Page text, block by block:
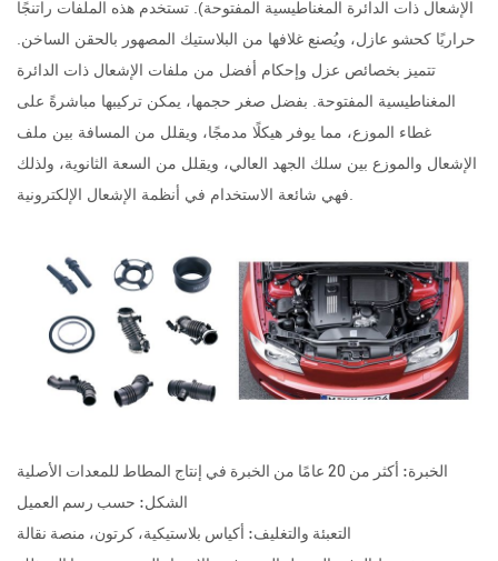
الإشعال ذات الدائرة المغناطيسية المفتوحة). تستخدم هذه الملفات راتنجًا
حراريًا كحشو عازل، ويُصنع غلافها من البلاستيك المصهور بالحقن الساخن.
تتميز بخصائص عزل وإحكام أفضل من ملفات الإشعال ذات الدائرة
المغناطيسية المفتوحة. بفضل صغر حجمها، يمكن تركيبها مباشرةً على
غطاء الموزع، مما يوفر هيكلًا مدمجًا، ويقلل من المسافة بين ملف
الإشعال والموزع بين سلك الجهد العالي، ويقلل من السعة الثانوية، ولذلك
الخبرة: أكثر من 20 عامًا من الخبرة في إنتاج المطاط للمعدات الأصلية
الشكل: حسب رسم العميل
التعبئة والتغليف: أكياس بلاستيكية، كرتون، منصة نقالة